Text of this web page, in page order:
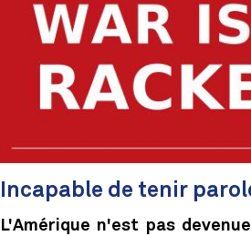
Incapable de tenir
L'Amérique n'est pas